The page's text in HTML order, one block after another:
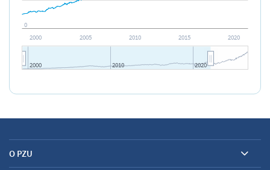
2000 2005 2010 2015 2020
0
2000 2010
2020
O PZU